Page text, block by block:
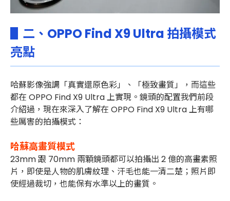
▋二、OPPO Find X9 Ultra 拍攝模式
亮點
哈蘇影像強調「真實還原色彩」、「極致畫質」，而這些
都在 OPPO Find X9 Ultra 上實現。鏡頭的配置我們前段
介紹過，現在來深入了解在 OPPO Find X9 Ultra 上有哪
些厲害的拍攝模式：
哈蘇高畫質模式
23mm 跟 70mm 兩顆鏡頭都可以拍攝出 2 億的高畫素照
片，即使是人物的肌膚紋理、汗毛也能一清二楚；照片即
使經過裁切，也能保有水準以上的畫質。